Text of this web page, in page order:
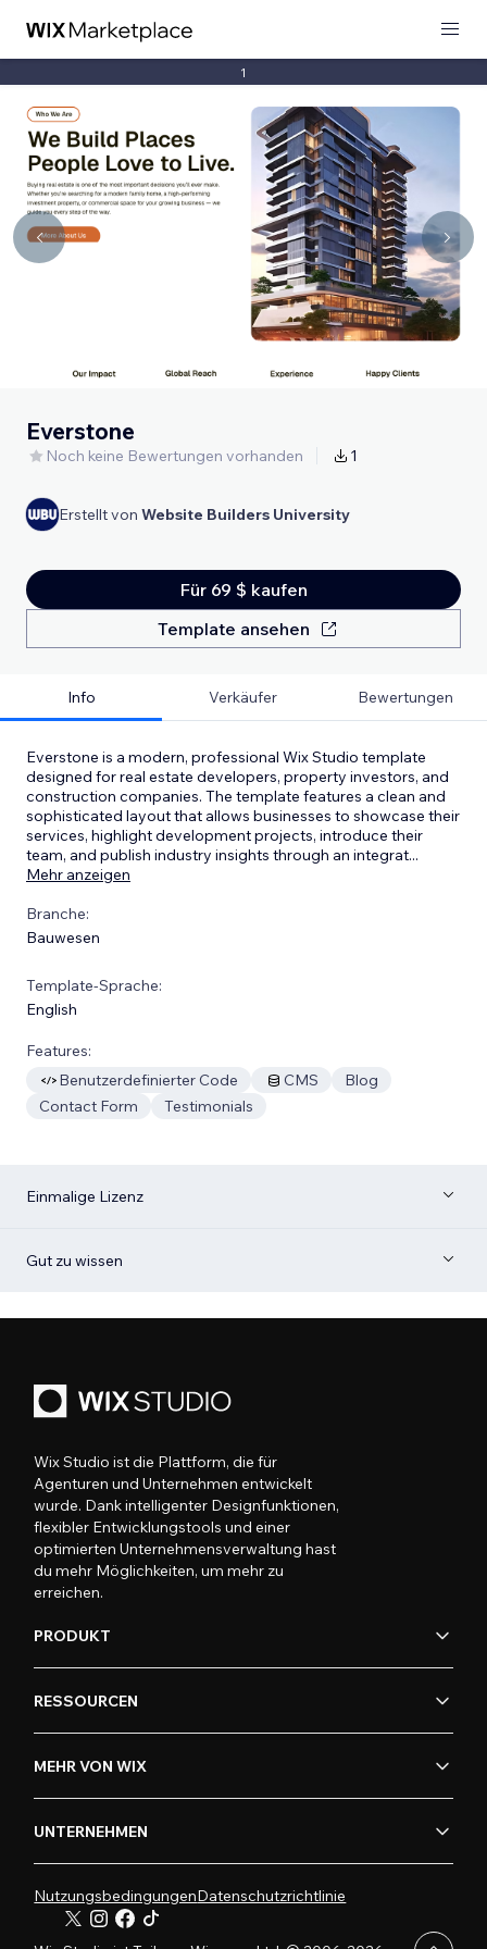
1
Everstone
Noch keine Bewertungen vorhanden 1
Erstellt von Website Builders University
Für 69 $ kaufen
Template ansehen
Info Verkäufer Bewertungen
Everstone is a modern, professional Wix Studio template
designed for real estate developers, property investors, and
construction companies. The template features a clean and
sophisticated layout that allows businesses to showcase their
services, highlight development projects, introduce their
team, and publish industry insights through an integrat...
Mehr anzeigen
Branche:
Bauwesen
Template-Sprache:
English
Features:
Benutzerdefinierter Code
CMS
Blog
Contact Form
Testimonials
Einmalige Lizenz
Gut zu wissen
Wix Studio ist die Plattform, die für
Agenturen und Unternehmen entwickelt
wurde. Dank intelligenter Designfunktionen,
flexibler Entwicklungstools und einer
optimierten Unternehmensverwaltung hast
du mehr Möglichkeiten, um mehr zu
erreichen.
PRODUKT
RESSOURCEN
MEHR VON WIX
UNTERNEHMEN
NutzungsbedingungenDatenschutzrichtlinie